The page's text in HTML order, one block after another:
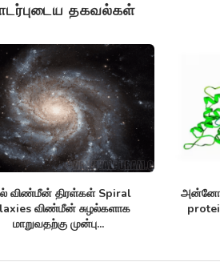
தகவல்கள்
விண்மீன் திரள்கள் Spiral
விண்மீன் சுழல்களாக
மாறுவதற்கு முன்பு...